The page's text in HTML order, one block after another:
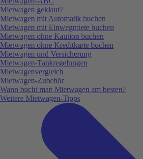
Mietwagen geklaut?
Mietwagen mit Automatik buchen
Mietwagen mit Einwegmiete buchen
Mietwagen ohne Kaution buchen
Mietwagen ohne Kreditkarte buchen
Mietwagen und Versicherung
Mietwagen-Tankregelungen
Mietwagenvergleich
Mietwagen-Zubehör
Wann bucht man Mietwagen am besten?
Weitere Mietwagen-Tipps